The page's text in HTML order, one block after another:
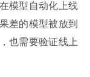
模型自动化上线
差的模型被放到
也需要验证线上